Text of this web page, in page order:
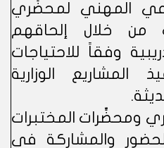
المهني لمحضِّري
من خلال إلحاقهم
وفقاً للاحتياجات
المشاريع الوزارية
ومحضِّرات المختبرات
والمشاركة في